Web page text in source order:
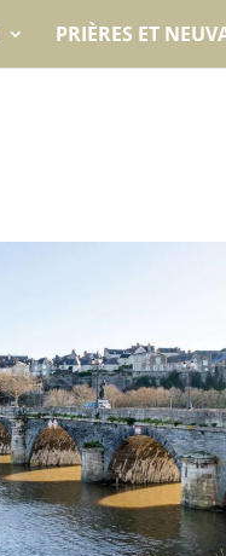
PRIÈRES ET